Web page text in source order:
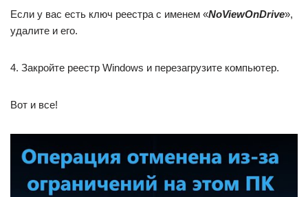
Если у вас есть ключ реестра с именем «NoViewOnDrive»,
удалите и его.
4. Закройте реестр Windows и перезагрузите компьютер.
Вот и все!